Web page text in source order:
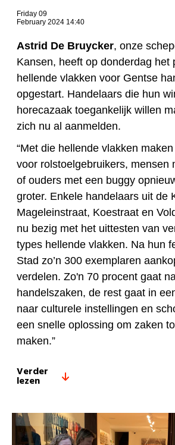
Friday 09
February 2024 14:40
Astrid De Bruycker, onze
Kansen, heeft op donderdag het
hellende vlakken voor Gentse
opgestart. Handelaars die hun
horecazaak toegankelijk willen
zich nu al aanmelden.
“Met die hellende vlakken
voor rolstoelgebruikers, mensen
of ouders met een buggy
groter. Enkele handelaars uit de
Mageleinstraat, Koestraat en
nu bezig met het uittesten van
types hellende vlakken. Na hun
Stad zo’n 300 exemplaren
verdelen. Zo'n 70 procent gaat
handelszaken, de rest gaat in
naar culturele instellingen en
een snelle oplossing om zaken
maken.”
Verder
lezen